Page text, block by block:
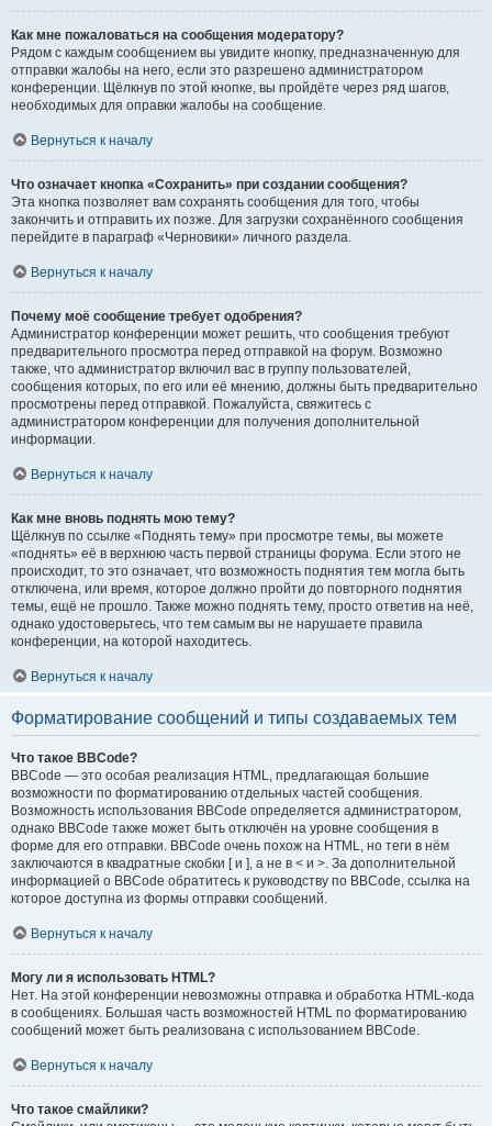
Как мне пожаловаться на сообщения модератору?
Рядом с каждым сообщением вы увидите кнопку, предназначенную для
отправки жалобы на него, если это разрешено администратором
конференции. Щёлкнув по этой кнопке, вы пройдёте через ряд шагов,
необходимых для оправки жалобы на сообщение.
Вернуться к началу
Что означает кнопка «Сохранить» при создании сообщения?
Эта кнопка позволяет вам сохранять сообщения для того, чтобы
закончить и отправить их позже. Для загрузки сохранённого сообщения
перейдите в параграф «Черновики» личного раздела.
Вернуться к началу
Почему моё сообщение требует одобрения?
Администратор конференции может решить, что сообщения требуют
предварительного просмотра перед отправкой на форум. Возможно
также, что администратор включил вас в группу пользователей,
сообщения которых, по его или её мнению, должны быть предварительно
просмотрены перед отправкой. Пожалуйста, свяжитесь с
администратором конференции для получения дополнительной
информации.
Вернуться к началу
Как мне вновь поднять мою тему?
Щёлкнув по ссылке «Поднять тему» при просмотре темы, вы можете
«поднять» её в верхнюю часть первой страницы форума. Если этого не
происходит, то это означает, что возможность поднятия тем могла быть
отключена, или время, которое должно пройти до повторного поднятия
темы, ещё не прошло. Также можно поднять тему, просто ответив на неё,
однако удостоверьтесь, что тем самым вы не нарушаете правила
конференции, на которой находитесь.
Вернуться к началу
Форматирование сообщений и типы создаваемых тем
Что такое BBCode?
BBCode — это особая реализация HTML, предлагающая большие
возможности по форматированию отдельных частей сообщения.
Возможность использования BBCode определяется администратором,
однако BBCode также может быть отключён на уровне сообщения в
форме для его отправки. BBCode очень похож на HTML, но теги в нём
заключаются в квадратные скобки [ и ], а не в < и >. За дополнительной
информацией о BBCode обратитесь к руководству по BBCode, ссылка на
которое доступна из формы отправки сообщений.
Вернуться к началу
Могу ли я использовать HTML?
Нет. На этой конференции невозможны отправка и обработка HTML-кода
в сообщениях. Большая часть возможностей HTML по форматированию
сообщений может быть реализована с использованием BBCode.
Вернуться к началу
Что такое смайлики?